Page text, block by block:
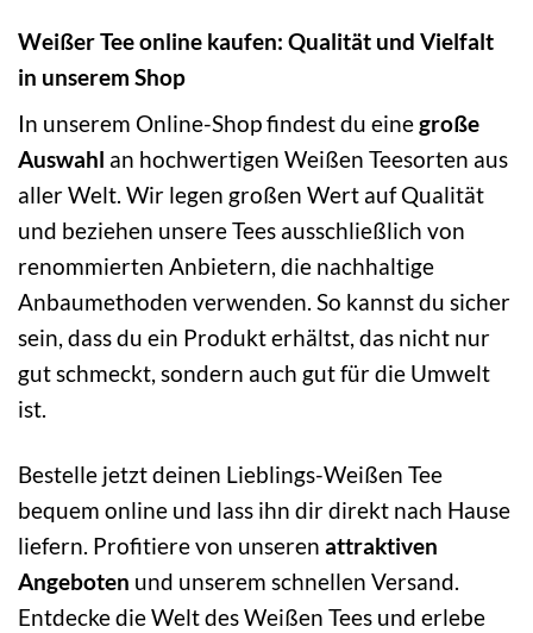
Weißer Tee online kaufen: Qualität und Vielfalt
in unserem Shop
In unserem Online-Shop findest du einegroße
Auswahl an hochwertigen Weißen Teesorten aus
aller Welt. Wir legen großen Wert auf Qualität
und beziehen unsere Tees ausschließlich von
renommierten Anbietern, die nachhaltige
Anbaumethoden verwenden. So kannst du sicher
sein, dass du ein Produkt erhältst, das nicht nur
gut schmeckt, sondern auch gut für die Umwelt
ist.
Bestelle jetzt deinen Lieblings-Weißen Tee
bequem online und lass ihn dir direkt nach Hause
liefern. Profitiere von unseren attraktiven
Angeboten und unserem schnellen Versand.
Entdecke die Welt des Weißen Tees und erlebe